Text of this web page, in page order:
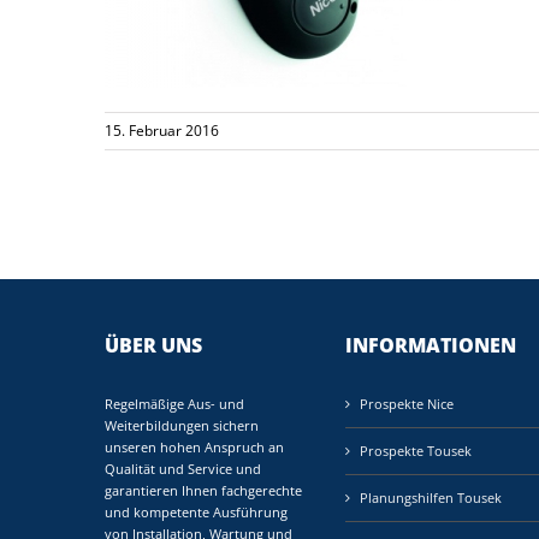
15. Februar 2016
ÜBER UNS
Regelmäßige Aus- und
Weiterbildungen sichern
unseren hohen Anspruch an
Qualität und Service und
garantieren Ihnen fachgerechte
und kompetente Ausführung
von Installation, Wartung und
INFORMATIONEN
Prospekte Nice
Prospekte Tousek
Planungshilfen Tousek